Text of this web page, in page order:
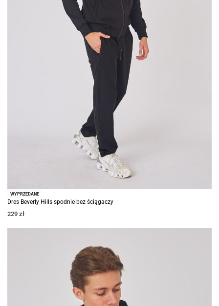
WYPRZEDANE
Dres Beverly Hills spodnie bez ściągaczy
229 zł